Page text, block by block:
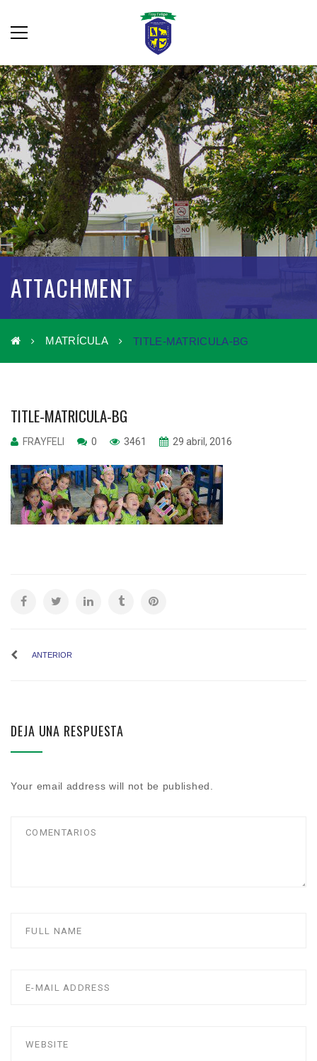
ATTACHMENT
MATRÍCULA TITLE-MATRICULA-BG
TITLE-MATRICULA-BG
FRAYFELI 0 3461 29 abril, 2016
ANTERIOR
DEJA UNA RESPUESTA
Your email address will not be published.